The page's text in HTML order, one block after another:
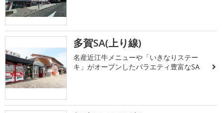
多賀SA(上り線)
名産近江牛メニューや「いきなりステー
キ」がオープンしたバラエティ豊富なSA